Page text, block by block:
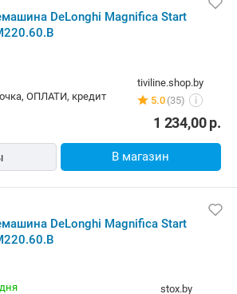
DeLonghi Magnifica Start
tiviline.shop.by
5.0 (35) i
ОПЛАТИ, кредит
1 234,00р.
В магазин
DeLonghi Magnifica Start
stox.by